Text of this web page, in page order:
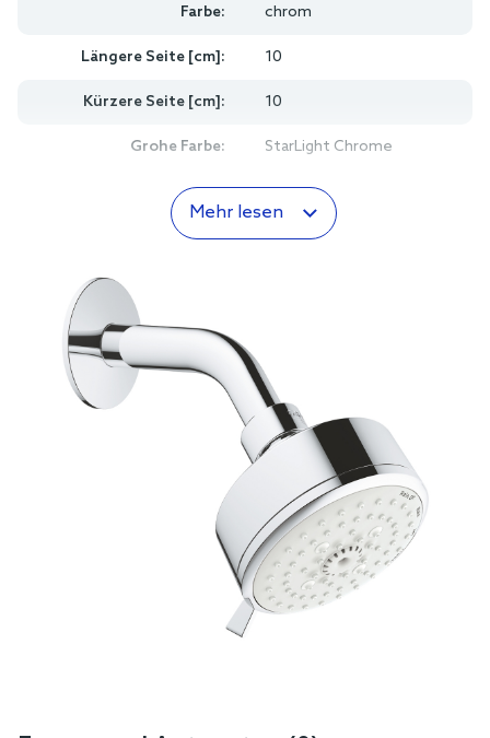
Farbe: chrom
Längere Seite [cm]: 10
Kürzere Seite [cm]: 10
Grohe Farbe: StarLight Chrome
Mehr lesen